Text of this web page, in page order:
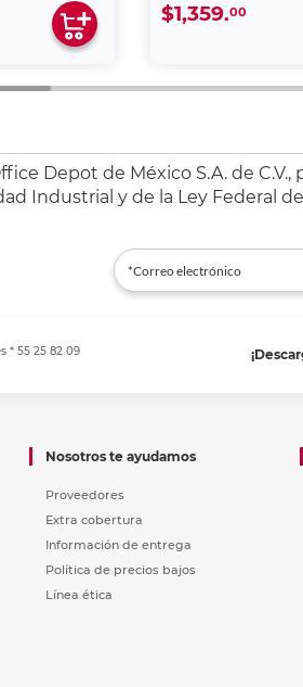
$1,359.00
Depot de México S.A. de
Industrial y de la Ley Federal
* 55 25 82 09
Nosotros te ayudamos
Proveedores
Extra cobertura
Información de entrega
Política de precios bajos
Línea ética